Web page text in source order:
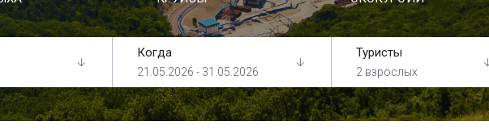
Когда
21.05.2026 - 31.05.2026
Туристы
2 взрослых